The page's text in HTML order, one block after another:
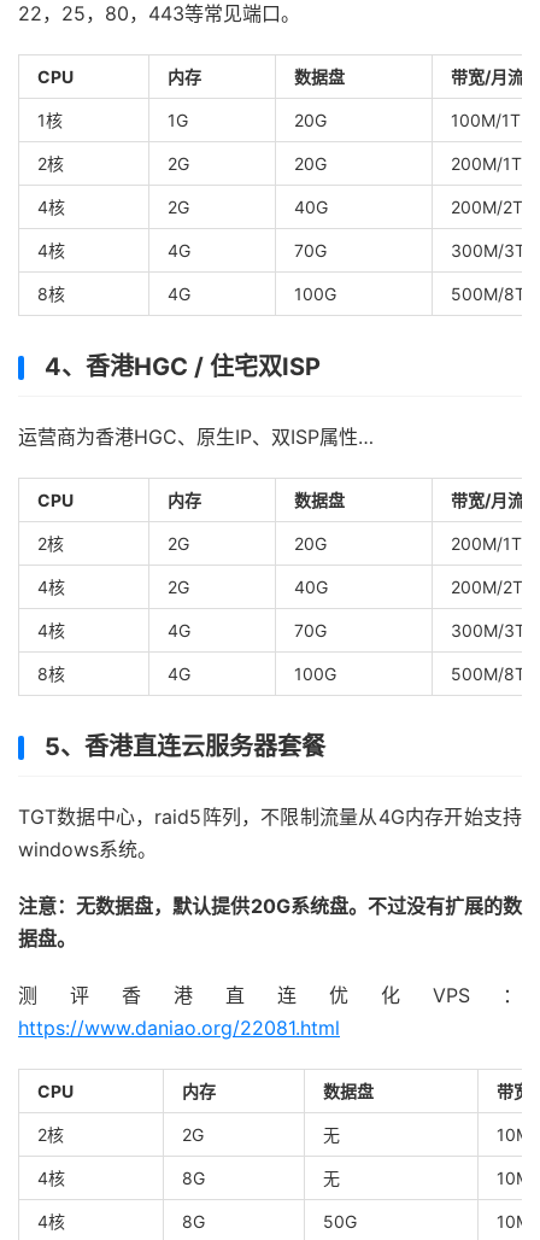
22，25，80，443等常见端口。
CPU 内存 数据盘 带宽/月流量
1核 1G 20G 100M/1T
2核 2G 20G 200M/1T
4核 2G 40G 200M/2T
4核 4G 70G 300M/3T
8核 4G 100G 500M/8T
4、香港HGC / 住宅双ISP
运营商为香港HGC、原生IP、双ISP属性…
CPU 内存 数据盘 带宽/月流量
2核 2G 20G 200M/1T
4核 2G 40G 200M/2T
4核 4G 70G 300M/3T
8核 4G 100G 500M/8T
5、香港直连云服务器套餐
TGT数据中心，raid5阵列，不限制流量从4G内存开始支持
windows系统。
注意：无数据盘，默认提供20G系统盘。不过没有扩展的数
据盘。
测评香港直连优化VPS：
https://www.daniao.org/22081.html
CPU 内存 数据盘 带宽
2核 2G 无 10M
4核 8G 无 10M
4核 8G 50G 10M